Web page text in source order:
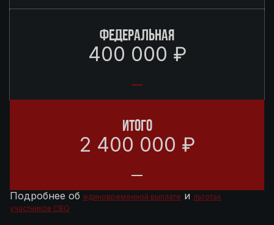
ФЕДЕРАЛЬНАЯ
400 000 ₽
ИТОГО
2 400 000 ₽
Подробнее об единовременной выплате и льготах
участников СВО